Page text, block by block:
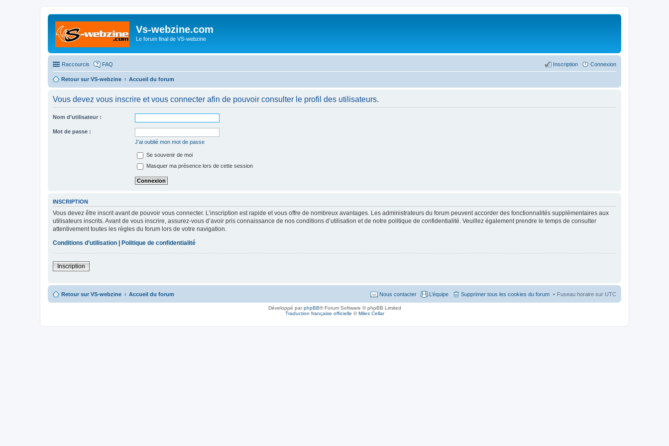
Vs-webzine.com
Le forum final de VS-webzine
Raccourcis FAQ Connexion
Inscription
Retour sur VS-webzine Accueil du forum
Vous devez vous inscrire et vous connecter afin de pouvoir consulter le profil des utilisateurs.
Nom d’utilisateur :
Mot de passe :
J’ai oublié mon mot de passe
Se souvenir de moi
Masquer ma présence lors de cette session
INSCRIPTION
Vous devez être inscrit avant de pouvoir vous connecter. L’inscription est rapide et vous offre de nombreux avantages. Les administrateurs du forum peuvent accorder des fonctionnalités supplémentaires aux
utilisateurs inscrits. Avant de vous inscrire, assurez-vous d’avoir pris connaissance de nos conditions d’utilisation et de notre politique de confidentialité. Veuillez également prendre le temps de consulter
attentivement toutes les règles du forum lors de votre navigation.
Conditions d’utilisation
Politique de confidentialité
Inscription
Retour sur VS-webzine Accueil du forum Fuseau horaire sur UTC
Supprimer tous les cookies du forum
L’équipe
Nous contacter
Développé parphpBB® Forum Software © phpBB Limited
Traduction française officielle ©Miles Cellar